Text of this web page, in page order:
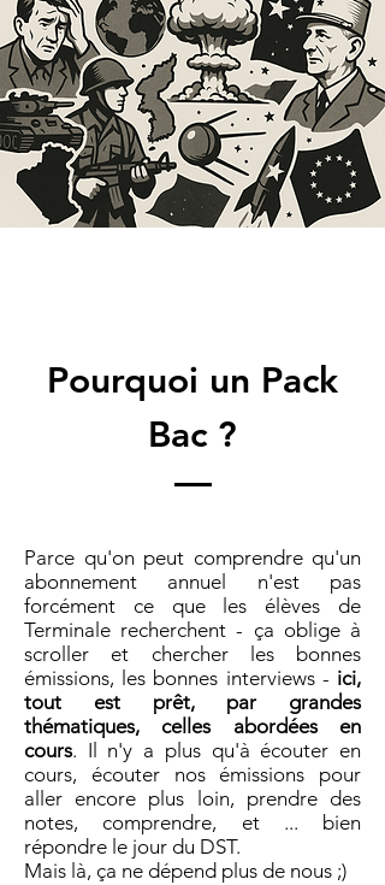
Pourquoi un Pack
Bac ?
Parce qu'on peut comprendre qu'un
abonnement annuel n'est pas
forcément ce que les élèves de
Terminale recherchent - ça oblige à
scroller et chercher les bonnes
émissions, les bonnes interviews - ici,
tout est prêt, par grandes
thématiques, celles abordées en
cours. Il n'y a plus qu'à écouter en
cours, écouter nos émissions pour
aller encore plus loin, prendre des
notes, comprendre, et ... bien
répondre le jour du DST.
Mais là, ça ne dépend plus de nous ;)